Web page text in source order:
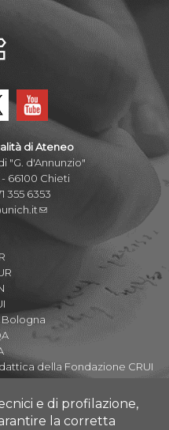
di Ateneo
"G. d'Annunzio"
- 66100 Chieti
355 6353
Bologna
della Fondazione CRUI
e di profilazione,
la corretta